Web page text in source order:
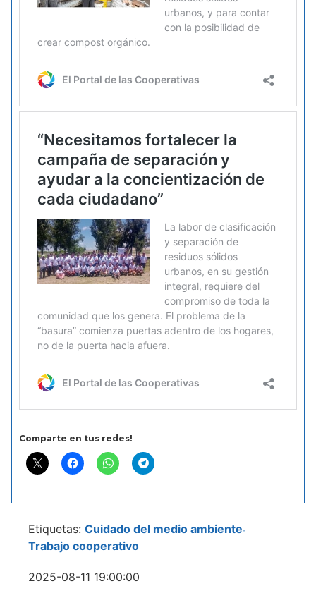
Comparte en tus redes!
Etiquetas: Cuidado del medio ambiente-
Trabajo cooperativo
2025-08-11 19:00:00